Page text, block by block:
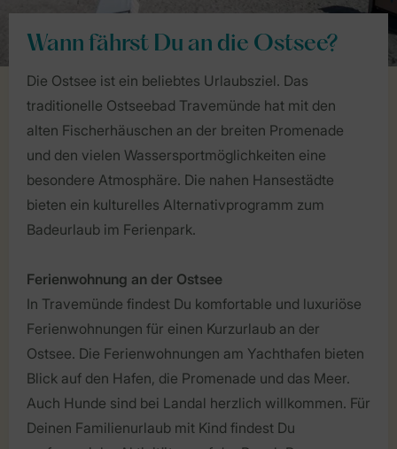
Wann fährst Du an die Ostsee?
Die Ostsee ist ein beliebtes Urlaubsziel. Das
traditionelle Ostseebad Travemünde hat mit den
alten Fischerhäuschen an der breiten Promenade
und den vielen Wassersportmöglichkeiten eine
besondere Atmosphäre. Die nahen Hansestädte
bieten ein kulturelles Alternativprogramm zum
Badeurlaub im Ferienpark.
Ferienwohnung an der Ostsee
In Travemünde findest Du komfortable und luxuriöse
Ferienwohnungen für einen Kurzurlaub an der
Ostsee. Die Ferienwohnungen am Yachthafen bieten
Blick auf den Hafen, die Promenade und das Meer.
Auch Hunde sind bei Landal herzlich willkommen. Für
Deinen Familienurlaub mit Kind findest Du